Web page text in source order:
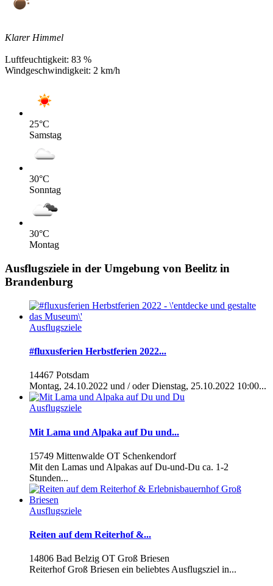
Klarer Himmel
Luftfeuchtigkeit: 83 %
Windgeschwindigkeit: 2 km/h
25°C
Samstag
30°C
Sonntag
30°C
Montag
Ausflugsziele in der Umgebung von Beelitz in
Brandenburg
Ausflugsziele
#fluxusferien Herbstferien 2022...
14467 Potsdam
Montag, 24.10.2022 und / oder Dienstag, 25.10.2022 10:00...
Ausflugsziele
Mit Lama und Alpaka auf Du und...
15749 Mittenwalde OT Schenkendorf
Mit den Lamas und Alpakas auf Du-und-Du ca. 1-2
Stunden...
Ausflugsziele
Reiten auf dem Reiterhof &...
14806 Bad Belzig OT Groß Briesen
Reiterhof Groß Briesen ein beliebtes Ausflugsziel in...